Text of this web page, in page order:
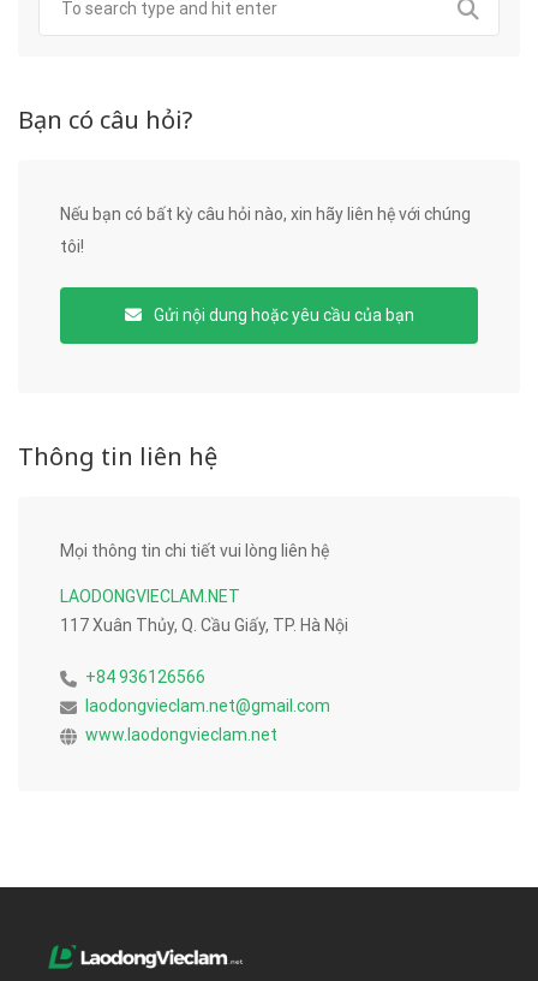
Bạn có câu hỏi?
Nếu bạn có bất kỳ câu hỏi nào, xin hãy liên hệ với chúng
tôi!
Gửi nội dung hoặc yêu cầu của bạn
Thông tin liên hệ
Mọi thông tin chi tiết vui lòng liên hệ
LAODONGVIECLAM.NET
117 Xuân Thủy, Q. Cầu Giấy, TP. Hà Nội
+84 936126566
laodongvieclam.net@gmail.com
www.laodongvieclam.net